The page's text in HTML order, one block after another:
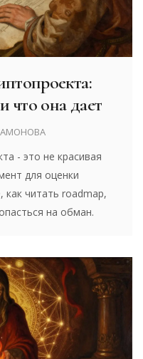
что она дает
- это не красивая
для оценки
как читать roadmap,
на обман.